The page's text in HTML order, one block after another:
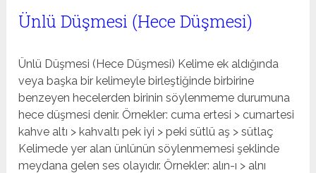
Ünlü Düşmesi (Hece Düşmesi)
Ünlü Düşmesi (Hece Düşmesi) Kelime ek aldığında
veya başka bir kelimeyle birleştiğinde birbirine
benzeyen hecelerden birinin söylenmeme durumuna
hece düşmesi denir. Örnekler: cuma ertesi > cumartesi
kahve altı > kahvaltı pek iyi > peki sütlü aş > sütlaç
Kelimede yer alan ünlünün söylenmemesi şeklinde
meydana gelen ses olayıdır. Örnekler: alın-ı > alnı